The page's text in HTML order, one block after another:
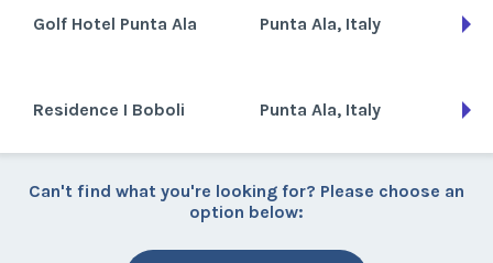
Golf Hotel Punta Ala Punta Ala, Italy
Residence I Boboli Punta Ala, Italy
Can't find what you're looking for? Please choose an
option below: